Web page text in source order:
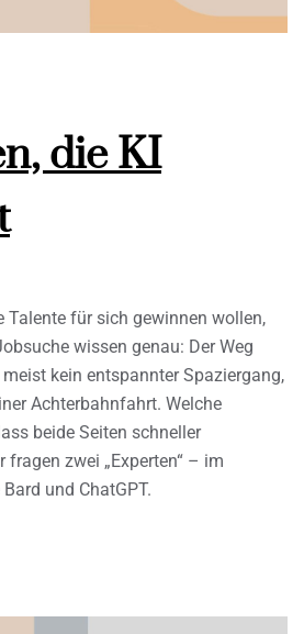
die KI
Talente für sich gewinnen wollen,
wissen genau: Der Weg
kein entspannter Spaziergang,
Achterbahnfahrt. Welche
beide Seiten schneller
fragen zwei „Experten“ – im
und ChatGPT.